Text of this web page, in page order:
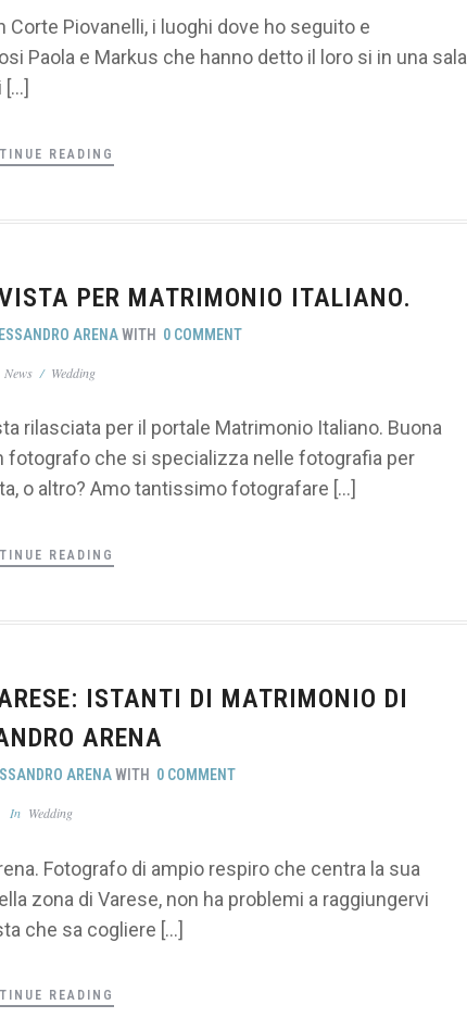
Piovanelli, i luoghi dove ho seguito e
Paola e Markus che hanno detto il loro si in una sala
[…]
READING
PER MATRIMONIO ITALIANO.
ARENA WITH 0 COMMENT
News / Wedding
rilasciata per il portale Matrimonio Italiano. Buona
fotografo che si specializza nelle fotografia per
o altro? Amo tantissimo fotografare […]
READING
ISTANTI DI MATRIMONIO DI
ARENA
ARENA WITH 0 COMMENT
In Wedding
Fotografo di ampio respiro che centra la sua
zona di Varese, non ha problemi a raggiungervi
che sa cogliere […]
READING